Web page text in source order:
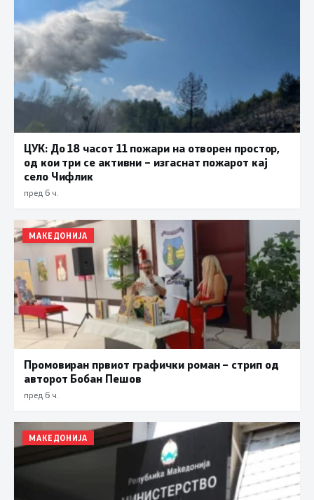
ЦУК: До 18 часот 11 пожари на отворен простор,
од кои три се активни – изгаснат пожарот кај
село Чифлик
пред 6 ч.
МАКЕДОНИЈА
Промовиран првиот графички роман – стрип од
авторот Бобан Пешов
пред 6 ч.
МАКЕДОНИЈА